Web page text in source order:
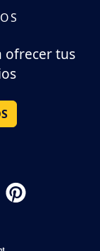
ofrecer tus